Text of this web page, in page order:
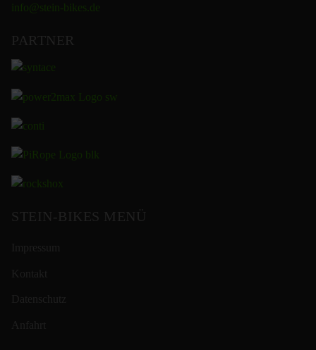
info@stein-bikes.de
PARTNER
STEIN-BIKES MENÜ